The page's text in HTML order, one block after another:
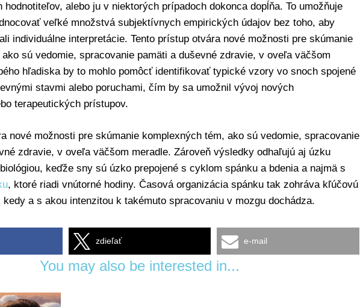
alebo ju v niektorých prípadoch dokonca dopĺňa. To umožňuje
veľké množstvá subjektívnych empirických údajov bez toho, aby
individuálne interpretácie. Tento prístup otvára nové možnosti pre skúmanie
sú vedomie, spracovanie pamäti a duševné zdravie, v oveľa väčšom
hľadiska by to mohlo pomôcť identifikovať typické vzory vo snoch spojené
stavmi alebo poruchami, čím by sa umožnil vývoj nových
terapeutických prístupov.
nové možnosti pre skúmanie komplexných tém, ako sú vedomie, spracovanie
zdravie, v oveľa väčšom meradle. Zároveň výsledky odhaľujú aj úzku
keďže sny sú úzko prepojené s cyklom spánku a bdenia a najmä s
, ktoré riadi vnútorné hodiny. Časová organizácia spánku tak zohráva kľúčovú
a s akou intenzitou k takémuto spracovaniu v mozgu dochádza.
zdieľať e-mail
You may also be interested in...